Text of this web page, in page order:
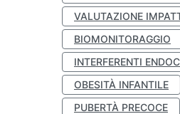
VALUTAZIONE
BIOMONITORAGGIO
INTERFERENTI
OBESITÀ INFANTILE
PUBERTÀ PRECOCE